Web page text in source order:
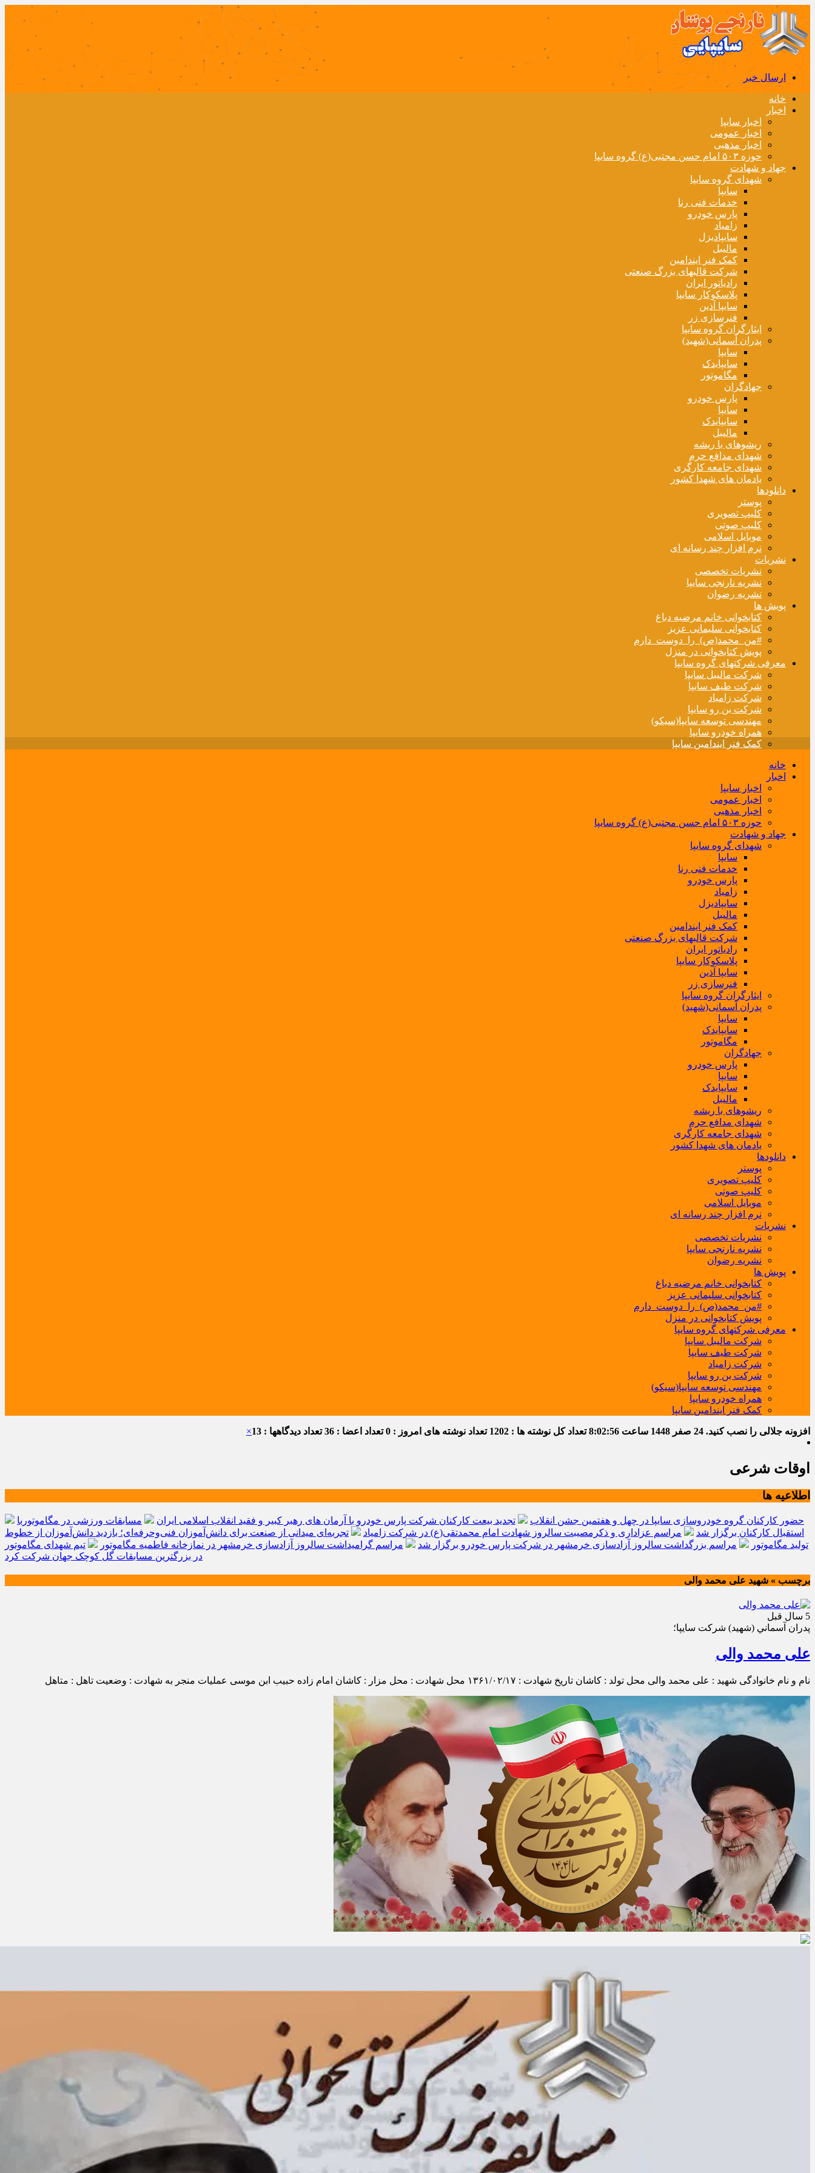
ارسال خبر
خانه
اخبار
اخبار سایپا
اخبار عمومی
اخبار مذهبی
حوزه ۵۰۳ امام حسن مجتبی(ع) گروه سایپا
جهاد و شهادت
شهدای گروه سایپا
سایپا
خدمات فنی رنا
پارس خودرو
زامیاد
سایپادیزل
مالیبل
کمک فنر ایندامین
شرکت قالبهای بزرگ صنعتی
رادیاتور ایران
پلاسکوکار سایپا
سایپا آذین
فنرسازی زر
ایثارگران گروه سایپا
پدران آسمانی(شهید)
سایپا
سایپایدک
مگاموتور
جهادگران
پارس خودرو
سایپا
سایپایدک
مالیبل
ریشوهای با ریشه
شهدای مدافع حرم
شهدای جامعه کارگری
یادمان های شهدا کشور
دانلودها
پوستر
کلیپ تصویری
کلیپ صوتی
موبایل اسلامی
نرم افزار چند رسانه ای
نشریات
نشریات تخصصی
نشریه نارنجی سایپا
نشریه رضوان
پویش ها
کتابخوانی خانم مرضیه دباغ
کتابخوانی سلیمانی عزیز
#من_محمد(ص)_را_دوست_دارم
پویش کتابخوانی در منزل
معرفی شرکتهای گروه سایپا
شرکت مالیبل سایپا
شرکت طیف سایپا
شرکت زامیاد
شرکت بن رو سایپا
مهندسی توسعه سایپا(سیکو)
همراه خودرو سایپا
کمک فنر ایندامین سایپا
خانه
اخبار
اخبار سایپا
اخبار عمومی
اخبار مذهبی
حوزه ۵۰۳ امام حسن مجتبی(ع) گروه سایپا
جهاد و شهادت
شهدای گروه سایپا
سایپا
خدمات فنی رنا
پارس خودرو
زامیاد
سایپادیزل
مالیبل
کمک فنر ایندامین
شرکت قالبهای بزرگ صنعتی
رادیاتور ایران
پلاسکوکار سایپا
سایپا آذین
فنرسازی زر
ایثارگران گروه سایپا
پدران آسمانی(شهید)
سایپا
سایپایدک
مگاموتور
جهادگران
پارس خودرو
سایپا
سایپایدک
مالیبل
ریشوهای با ریشه
شهدای مدافع حرم
شهدای جامعه کارگری
یادمان های شهدا کشور
دانلودها
پوستر
کلیپ تصویری
کلیپ صوتی
موبایل اسلامی
نرم افزار چند رسانه ای
نشریات
نشریات تخصصی
نشریه نارنجی سایپا
نشریه رضوان
پویش ها
کتابخوانی خانم مرضیه دباغ
کتابخوانی سلیمانی عزیز
#من_محمد(ص)_را_دوست_دارم
پویش کتابخوانی در منزل
معرفی شرکتهای گروه سایپا
شرکت مالیبل سایپا
شرکت طیف سایپا
شرکت زامیاد
شرکت بن رو سایپا
مهندسی توسعه سایپا(سیکو)
همراه خودرو سایپا
کمک فنر ایندامین سایپا
افزونه جلالی را نصب کنید. 24 صفر 1448 ساعت 8:02:58تعداد کل نوشته ها : 1202 تعداد نوشته های امروز : 0 تعداد اعضا : 36 تعداد دیدگاهها : 13 ×
اوقات شرعی
اطلاعیه ها
حضور کارکنان گروه خودروسازی سایپا در چهل و هفتمین جشن انقلاب تجدید بیعت کارکنان شرکت پارس خودرو با آرمان های رهبر کبیر و فقید انقلاب اسلامی ایران
مسابقات ورزشی در مگاموتوربا
استقبال کارکنان برگزار شد
مراسم عزاداری و ذکرمصیبت سالروز شهادت امام محمدتقی(ع) در شرکت زامیاد
تجربه‌ای میدانی از صنعت برای دانش‌آموزان فنی‌وحرفه‌ای؛ بازدید دانش‌آموزان از خطوط
تولید مگاموتور
مراسم بزرگداشت سالروز آزادسازی خرمشهر در شرکت پارس خودرو برگزار شد مراسم گرامیداشت سالروز آزادسازی خرمشهر در نمازخانه فاطمیه مگاموتور
تیم شهدای مگاموتور
در بزرگترین مسابقات گل کوچک جهان شرکت کرد
برچسب » شهید علی محمد والی
5 سال قبل
پدران آسماني (شهيد) شركت سايپا؛
علی محمد والی
نام و نام خانوادگی شهید : علی محمد والی محل تولد : کاشان تاریخ شهادت : ۱۳۶۱/۰۲/۱۷ محل شهادت : محل مزار : کاشان امام زاده حبیب ابن موسی عملیات منجر به شهادت : وضعیت تاهل : متاهل